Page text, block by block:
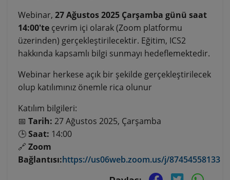
Webinar, 27 Ağustos 2025 Çarşamba günü saat
14:00'te çevrim içi olarak (Zoom platformu
üzerinden) gerçekleştirilecektir. Eğitim, ICS2
hakkında kapsamlı bilgi sunmayı hedeflemektedir.
Webinar herkese açık bir şekilde gerçekleştirilecek
olup katılımınız önemle rica olunur
Katılım bilgileri:
📅 Tarih: 27 Ağustos 2025, Çarşamba
🕒Saat: 14:00
🔗 Zoom
Bağlantısı:https://us06web.zoom.us/j/87454558133